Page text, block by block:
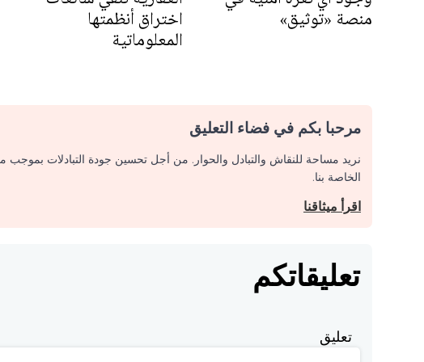
منصة «توثيق»
اختراق أنظمتها
المعلوماتية
مرحبا بكم في فضاء التعليق
نريد مساحة للنقاش والتبادل والحوار. من أجل تحسين جودة التبادلات بموجب
الخاصة بنا.
اقرأ ميثاقنا
تعليقاتكم
تعليق